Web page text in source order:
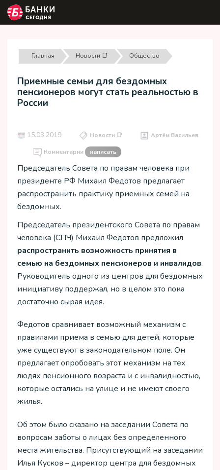
Главная Новости 📑 Общество
Приемные семьи для бездомных
пенсионеров могут стать реальностью в
России
15.03.2019 Новости 📑 Артём Васильев
Комментарии написать
Председатель Совета по правам человека при
президенте РФ Михаил Федотов предлагает
распространить практику приемных семей на
бездомных.
Председатель президентского Совета по правам
человека (СПЧ) Михаил Федотов предложил
распространить возможность принятия в
семью на бездомных пенсионеров и инвалидов.
Руководитель одного из центров для бездомных
инициативу поддержал, но в целом это пока
достаточно сырая идея.
Федотов сравнивает возможный механизм с
правилами приема в семью для детей, которые
уже существуют в законодательном поле. Он
предлагает опробовать этот механизм на тех
людях пенсионного возраста и с инвалидностью,
которые остались на улице и не имеют своего
жилья.
Об этом было сказано на заседании Совета по
вопросам заботы о лицах без определенного
места жительства. Присутствующий на заседании
Илья Кусков – директор центра для бездомных